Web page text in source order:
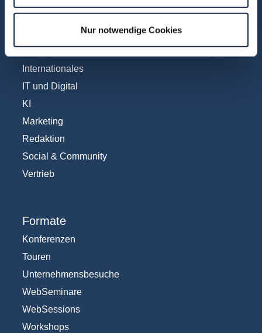
Nur notwendige Cookies
Abo & Subscription
Internationales
IT und Digital
KI
Marketing
Redaktion
Social & Community
Vertrieb
Formate
Konferenzen
Touren
Unternehmensbesuche
WebSeminare
WebSessions
Workshops